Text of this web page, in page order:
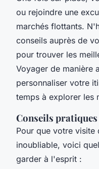
ou rejoindre une
marchés flottants.
conseils auprès de
pour trouver les
Voyager de manière
personnaliser votre
temps à explorer les
Conseils
Pour que votre visite
inoubliable, voici
garder à l'esprit :